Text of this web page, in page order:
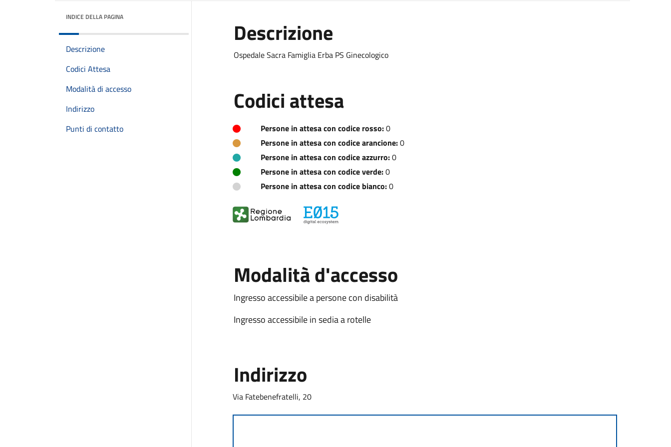
INDICE DELLA PAGINA
Descrizione
Codici Attesa
Modalità di accesso
Indirizzo
Punti di contatto
Descrizione
Ospedale Sacra Famiglia Erba PS Ginecologico
Codici attesa
Persone in attesa con codice rosso:0
Persone in attesa con codice arancione:0
Persone in attesa con codice azzurro:0
Persone in attesa con codice verde:0
Persone in attesa con codice bianco:0
Modalità d'accesso
Ingresso accessibile a persone con disabilità
Ingresso accessibile in sedia a rotelle
Indirizzo
Via Fatebenefratelli, 20